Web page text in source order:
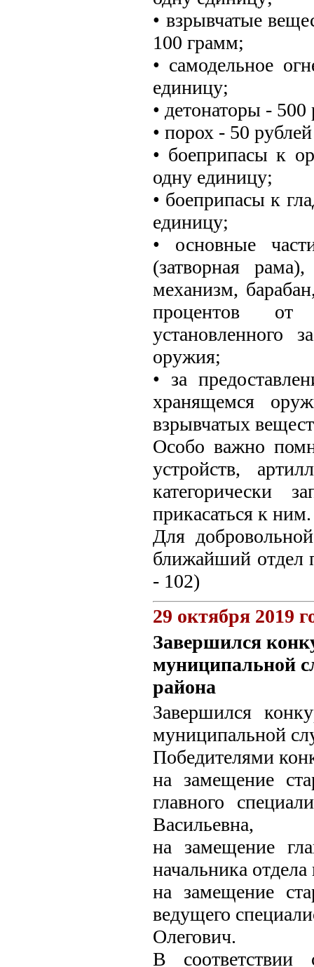
• взрывчатые
100 грамм;
• самодельное
единицу;
• детонаторы -
• порох - 50
• боеприпасы к
одну единицу;
• боеприпасы к
единицу;
• основные
(затворная
механизм,
процентов от
установленного
оружия;
• за
хранящемся
взрывчатых
Особо важно
устройств,
категорически
прикасаться к ним.
Для
ближайший отдел
- 102)
29 октября 2019
Завершился
муниципальной
района
Завершился
муниципальной
Победителями
на замещение
главного
Васильевна,
на замещение
начальника
на замещение
ведущего
Олегович.
В